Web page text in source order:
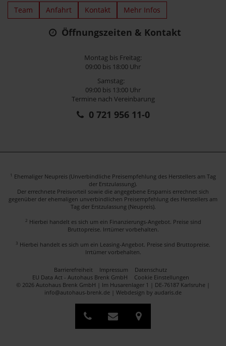
Team Anfahrt Kontakt Mehr Infos
Öffnungszeiten & Kontakt
Montag bis Freitag:
09:00 bis 18:00 Uhr
Samstag:
09:00 bis 13:00 Uhr
Termine nach Vereinbarung
0 721 956 11-0
1 Ehemaliger Neupreis (Unverbindliche Preisempfehlung des Herstellers am Tag
der Erstzulassung).
Der errechnete Preisvorteil sowie die angegebene Ersparnis errechnet sich
gegenüber der ehemaligen unverbindlichen Preisempfehlung des Herstellers am
Tag der Erstzulassung (Neupreis).
2 Hierbei handelt es sich um ein Finanzierungs-Angebot. Preise sind
Bruttopreise. Irrtümer vorbehalten.
3 Hierbei handelt es sich um ein Leasing-Angebot. Preise sind Bruttopreise.
Irrtümer vorbehalten.
Barrierefreiheit Impressum
Datenschutz
EU Data Act - Autohaus Brenk GmbH
Cookie Einstellungen
© 2026 Autohaus Brenk GmbH | Im Husarenlager 1 | DE-76187 Karlsruhe |
info@autohaus-brenk.de | Webdesign by audaris.de